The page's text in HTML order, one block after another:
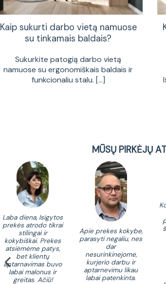
Kaip sukurti darbo vietą namuose
su tinkamais baldais?
Sukurkite patogią darbo vietą
namuose su ergonomiškais baldais ir
funkcionaliu stalu. [...]
MŪSŲ PIRKĖJŲ
Laba diena, Isigytos
prekės atrodo tikrai
stilingai ir
kokybiškai. Prekes
atsiėmėme patys,
bet klientų
aptarnavimas buvo
labai malonus ir
greitas. Ačiū!
Apie prekes kokybe,
parasyti negaliu, nes
dar
nesurinkinejome,
kurjerio darbu ir
aptarnevimu likau
labai patenkinta.